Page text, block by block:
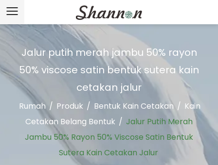
Jalur putih merah jambu 50% rayon
50% viscose satin bentuk sutera kain
cetakan jalur
Rumah / Produk / Bentuk Kain Cetakan / Kain
Cetakan Belang Bentuk / Jalur Putih Merah
Jambu 50% Rayon 50% Viscose Satin Bentuk
Sutera Kain Cetakan Jalur